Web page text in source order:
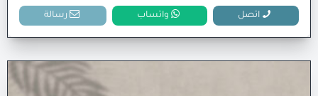
اتصل واتساب رسالة